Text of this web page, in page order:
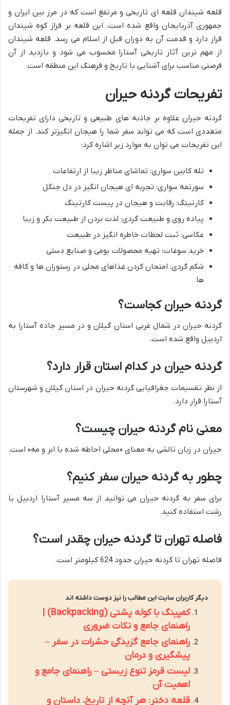
قلعه شیندان قلعه ای تاریخی و مرتفع است که در مرز بین ایران و
جمهوری آذربایجان واقع شده است. این قلعه بر فراز کوه شیندان
قرار دارد و قدمت آن به دوران قبل از اسلام می رسد. قلعه شیندان
از مهم ترین آثار تاریخی آستارا محسوب می شود و بازدید از آن
فرصتی مناسب برای آشنایی با تاریخ و فرهنگ این منطقه است.
تفریحات گردنه حیران
گردنه حیران علاوه بر جاذبه های طبیعی و تاریخی دارای تفریحات
متعددی است که می تواند سفر شما را هیجان انگیزتر کند. از جمله
این تفریحات می توان به موارد زیر اشاره کرد:
تله کابین سواری: تماشای مناظر زیبا از ارتفاعات
سورتمه سواری: تجربه ای هیجان انگیز در دل جنگل
کارتینگ: رقابت و هیجان در پیست کارتینگ
پیاده روی و طبیعت گردی: لذت بردن از طبیعت بکر و زیبا
عکاسی: ثبت لحظات خاطره انگیز در طبیعت
خرید سوغات: تهیه محصولات بومی و صنایع دستی
شکم گردی: امتحان کردن غذاهای محلی در رستوران ها و کافه
ها
گردنه حیران کجاست؟
گردنه حیران در شمال غربی استان گیلان و در مسیر جاده آستارا به
اردبیل واقع شده است.
گردنه حیران در کدام استان قرار دارد؟
از نظر تقسیمات جغرافیایی گردنه حیران در استان گیلان و شهرستان
آستارا قرار دارد.
معنی نام گردنه حیران چیست؟
حیران در زبان تالشی به معنای «محلی احاطه شده با ابر و مه» است.
چطور به گردنه حیران سفر کنیم؟
برای سفر به گردنه حیران می توانید از سه مسیر آستارا اردبیل یا
رشت استفاده کنید.
فاصله تهران تا گردنه حیران چقدر است؟
فاصله تهران تا گردنه حیران حدود 624 کیلومتر است.
دیگر کاربران سایت این مطالب را نیز دوست داشته اند
کمپینگ با کوله پشتی (Backpacking) |
راهنمای جامع و نکات ضروری
راهنمای جامع گزیدگی حشرات در سفر –
پیشگیری و درمان
لیست قرمز تنوع زیستی – راهنمای جامع و
اهمیت آن
قلعه دختر: هر آنچه از تاریخ، داستان و